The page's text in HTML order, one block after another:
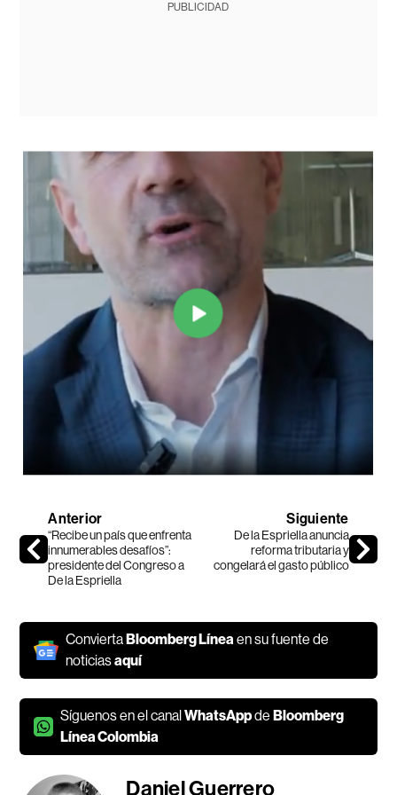
PUBLICIDAD
Anterior
“Recibe un país que enfrenta
innumerables desafíos”:
presidente del Congreso a
De la Espriella
Siguiente
De la Espriella anuncia
reforma tributaria y
congelará el gasto público
ConviertaBloomberg Líneaen su fuente de
noticiasaquí
Síguenos en el canalWhatsAppdeBloomberg
Línea Colombia
Daniel Guerrero